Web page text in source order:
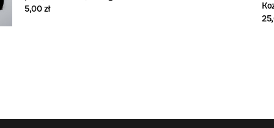
5,00 zł